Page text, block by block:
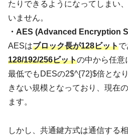
たりできるようになってしまい
いません。
・AES (Advanced Encryption
AESはブロック長が128ビットで
128/192/256ビットの中から任意
最低でもDESの2$^{72}$倍とな
きない規模となっており、現在
ます。
しかし、共通鍵方式は通信する